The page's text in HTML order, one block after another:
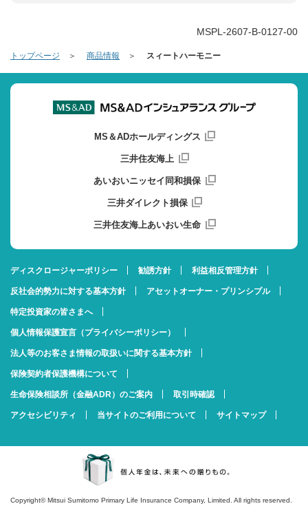
MSPL-2607-B-0127-00
トップページ 商品情報 スィートハーモニー
MS＆ADホールディングス
三井住友海上
あいおいニッセイ同和損保
三井ダイレクト損保
三井住友海上あいおい生命
ディスクロージャーポリシー 勧誘方針 利益相反管理方針
反社会的勢力に対する基本方針 アセットオーナー・プリンシプル
特定投資家の皆さまへ
個人情報保護宣言（プライバシーポリシー）
法人等のお客さま情報の取扱いに関する基本方針
保険契約者保護機構について
生命保険相談所（金融ADR）のご案内 取引時確認
アクセシビリティ 当サイトのご利用について サイトマップ
Copyright© Mitsui Sumitomo Primary Life Insurance Company, Limited. All rights reserved.